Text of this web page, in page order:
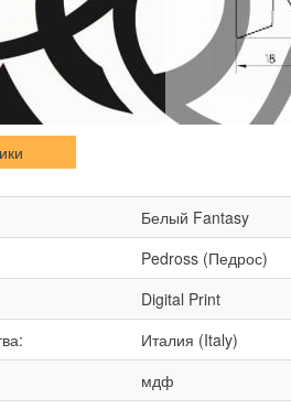
Белый Fantasy
Pedross (Педрос)
Digital Print
Италия (Italy)
мдф